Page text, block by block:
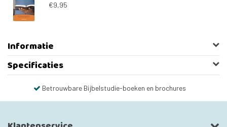
€9,95
Informatie
Specificaties
Betrouwbare Bijbelstudie-boeken en brochures